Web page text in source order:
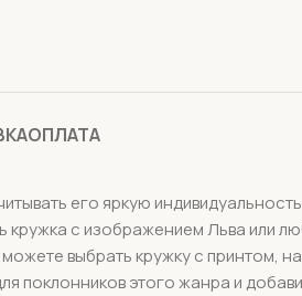
ОПЛАТА
его яркую
с изображением Льва или
выбрать кружку с принтом,
этого жанра и